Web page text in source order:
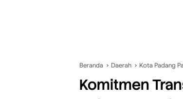
Beranda Daerah Kota Padang
Komitmen